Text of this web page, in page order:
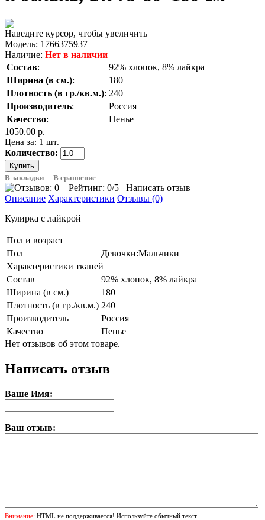
Наведите курсор, чтобы увеличить
Модель: 1766375937
Наличие: Нет в наличии
Состав:
92% хлопок, 8% лайкра
Ширина (в см.):
180
Плотность (в гр./кв.м.): 240
Производитель:
Россия
Качество:
Пенье
1050.00 р.
Цена за: 1 шт.
Количество:
В закладки В сравнение
Рейтинг: 0/5
Написать отзыв
Описание Характеристики Отзывы (0)
Кулирка с лайкрой
Пол и возраст
Пол
Девочки:Мальчики
Характеристики тканей
Состав
92% хлопок, 8% лайкра
Ширина (в см.)
180
Плотность (в гр./кв.м.) 240
Производитель
Россия
Качество
Пенье
Нет отзывов об этом товаре.
Написать отзыв
Ваше Имя:
Ваш отзыв:
Внимание: HTML не поддерживается! Используйте обычный текст.